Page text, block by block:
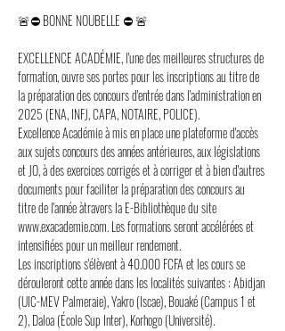
🚨⛔ BONNE NOUBELLE ⛔ 🚨
EXCELLENCE ACADÉMIE, l'une des meilleures structures de
formation, ouvre ses portes pour les inscriptions au titre de
la préparation des concours d'entrée dans l'administration en
2025 (ENA, INFJ, CAPA, NOTAIRE, POLICE).
Excellence Académie à mis en place une plateforme d'accès
aux sujets concours des années antérieures, aux législations
et JO, à des exercices corrigés et à corriger et à bien d'autres
documents pour faciliter la préparation des concours au
titre de l'année àtravers la E-Bibliothèque du site
www.exacademie.com. Les formations seront accélérées et
intensifiées pour un meilleur rendement.
Les inscriptions s'élèvent à 40.000 FCFA et les cours se
dérouleront cette année dans les localités suivantes : Abidjan
(UIC-MEV Palmeraie), Yakro (Iscae), Bouaké (Campus 1 et
2), Daloa (École Sup Inter), Korhogo (Université).